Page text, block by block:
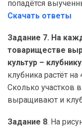
попадётся
Скачать ответы
Задание 7. На
товариществе
культур –
клубника растёт на
Сколько участков
выращивают и
Задание 8. На